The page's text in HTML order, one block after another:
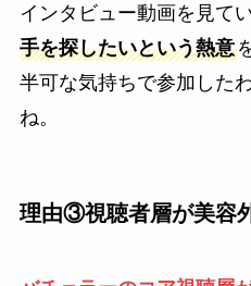
インタビュー動画を見てい
手を探したいという熱意
半可な気持ちで参加した
ね。
理由③視聴者層が美容